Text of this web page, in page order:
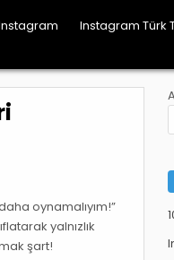
Instagram Türk
oynamalıyım!”
yalnızlık
şart!